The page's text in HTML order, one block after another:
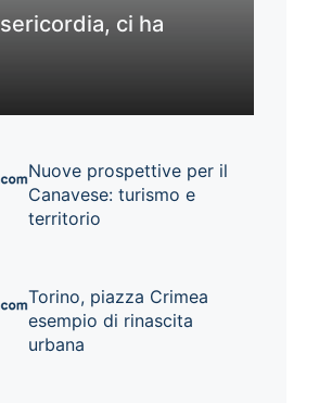
ci ha
Nuove prospettive per il
Canavese: turismo e
territorio
Torino, piazza Crimea
esempio di rinascita
urbana